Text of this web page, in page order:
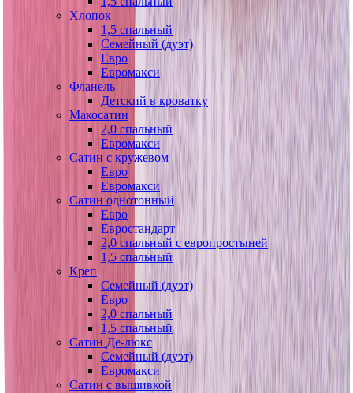
Хлопок
1,5 спальный
Семейный (дуэт)
Евро
Евромакси
Фланель
Детский в кроватку
Макосатин
2,0 спальный
Евромакси
Сатин с кружевом
Евро
Евромакси
Сатин однотонный
Евро
Евростандарт
2,0 спальный с европростыней
1,5 спальный
Креп
Семейный (дуэт)
Евро
2,0 спальный
1,5 спальный
Сатин Де-люкс
Семейный (дуэт)
Евромакси
Сатин с вышивкой